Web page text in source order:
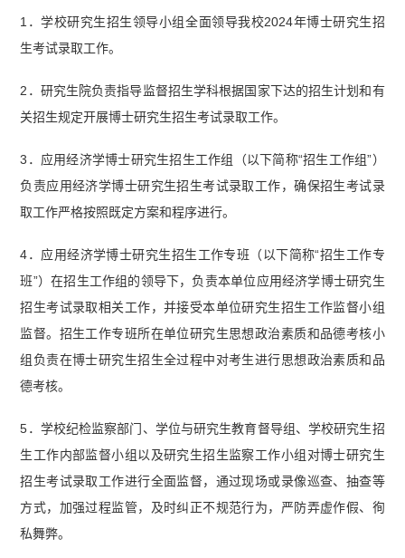
1．学校研究生招生领导小组全面领导我校2024年博士研究生招
生考试录取工作。
2．研究生院负责指导监督招生学科根据国家下达的招生计划和有
关招生规定开展博士研究生招生考试录取工作。
3．应用经济学博士研究生招生工作组（以下简称“招生工作组”）
负责应用经济学博士研究生招生考试录取工作，确保招生考试录
取工作严格按照既定方案和程序进行。
4．应用经济学博士研究生招生工作专班（以下简称“招生工作专
班”）在招生工作组的领导下，负责本单位应用经济学博士研究生
招生考试录取相关工作，并接受本单位研究生招生工作监督小组
监督。招生工作专班所在单位研究生思想政治素质和品德考核小
组负责在博士研究生招生全过程中对考生进行思想政治素质和品
德考核。
5．学校纪检监察部门、学位与研究生教育督导组、学校研究生招
生工作内部监督小组以及研究生招生监察工作小组对博士研究生
招生考试录取工作进行全面监督，通过现场或录像巡查、抽查等
方式，加强过程监管，及时纠正不规范行为，严防弄虚作假、徇
私舞弊。